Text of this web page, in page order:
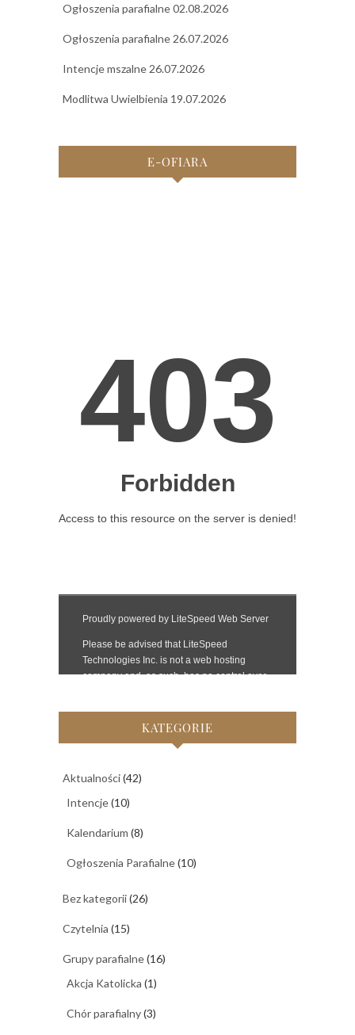
Ogłoszenia parafialne 02.08.2026
Ogłoszenia parafialne 26.07.2026
Intencje mszalne 26.07.2026
Modlitwa Uwielbienia 19.07.2026
E-OFIARA
KATEGORIE
Aktualności(42)
Intencje(10)
Kalendarium (8)
Ogłoszenia Parafialne(10)
Bez kategorii(26)
Czytelnia (15)
Grupy parafialne(16)
Akcja Katolicka (1)
Chór parafialny(3)